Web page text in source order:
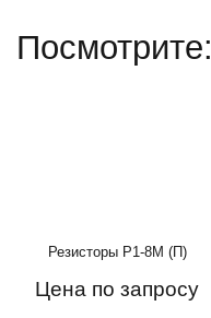
Посмотрите:
Резисторы Р1-8М (П)
Цена по запросу